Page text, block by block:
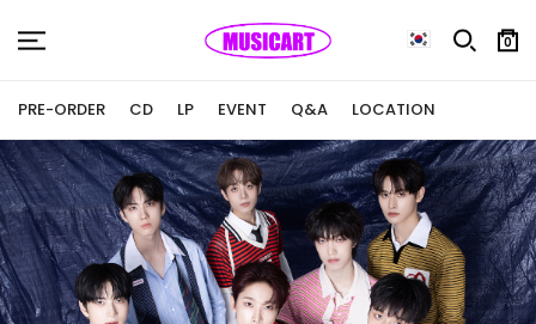
0
PRE-ORDER CD LP EVENT Q&A LOCATION